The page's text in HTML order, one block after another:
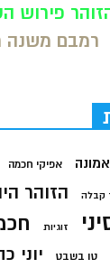
פירוש
רמבם משנה
אמונה אפיקי חכמה
קבלה הזוהר
זוגיות
טו בשבט יוני